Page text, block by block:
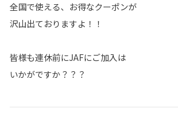
全国で使える、お得なクーポンが
沢山出ておりますよ！！
皆様も連休前にJAFにご加入は
いかがですか？？？